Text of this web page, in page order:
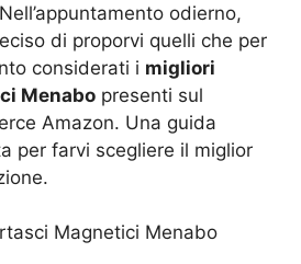
odierno,
di proporvi quelli che per
considerati i migliori
Menabo presenti sul
Amazon. Una guida
per farvi scegliere il miglior